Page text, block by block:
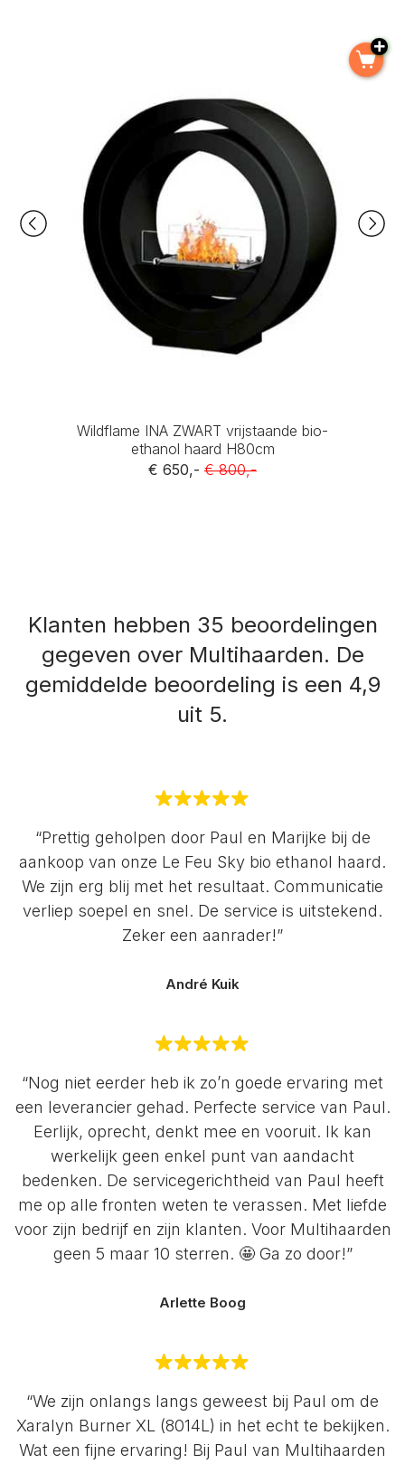
Wildflame INA ZWART vrijstaande bio-
ethanol haard H80cm
€ 650,- € 800,-
Klanten hebben 35 beoordelingen
gegeven over Multihaarden. De
gemiddelde beoordeling is een 4,9
uit 5.
“Prettig geholpen door Paul en Marijke bij de
aankoop van onze Le Feu Sky bio ethanol haard.
We zijn erg blij met het resultaat. Communicatie
verliep soepel en snel. De service is uitstekend.
Zeker een aanrader!”
André Kuik
“Nog niet eerder heb ik zo’n goede ervaring met
een leverancier gehad. Perfecte service van Paul.
Eerlijk, oprecht, denkt mee en vooruit. Ik kan
werkelijk geen enkel punt van aandacht
bedenken. De servicegerichtheid van Paul heeft
me op alle fronten weten te verassen. Met liefde
voor zijn bedrijf en zijn klanten. Voor Multihaarden
geen 5 maar 10 sterren. 🤩 Ga zo door!”
Arlette Boog
“We zijn onlangs langs geweest bij Paul om de
Xaralyn Burner XL (8014L) in het echt te bekijken.
Wat een fijne ervaring! Bij Paul van Multihaarden